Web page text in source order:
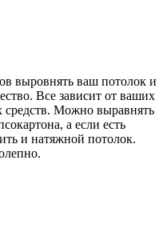
выровнять ваш потолок и
Все зависит от ваших
средств. Можно выравнять
а если есть
и натяжной потолок.